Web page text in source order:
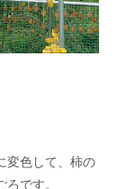
変色して、柿の
です。